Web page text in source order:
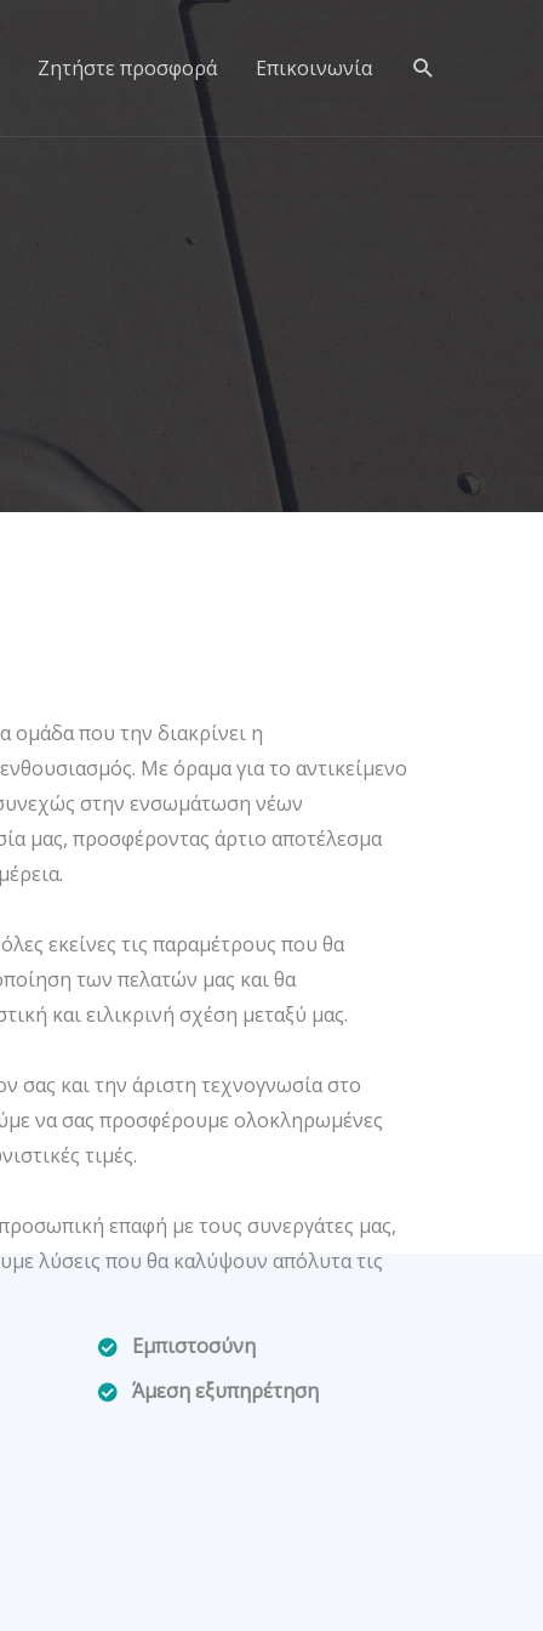
Ζητήστε προσφορά Επικοινωνία Αναζήτηση
ομάδα που την διακρίνει η
Με όραμα για το αντικείμενο
στην ενσωμάτωση νέων
μας, προσφέροντας άρτιο αποτέλεσμα
εκείνες τις παραμέτρους που θα
των πελατών μας και θα
και ειλικρινή σχέση μεταξύ μας.
σας και την άριστη τεχνογνωσία στο
να σας προσφέρουμε ολοκληρωμένες
τιμές.
επαφή με τους συνεργάτες μας,
λύσεις που θα καλύψουν απόλυτα τις
Εμπιστοσύνη
Άμεση εξυπηρέτηση